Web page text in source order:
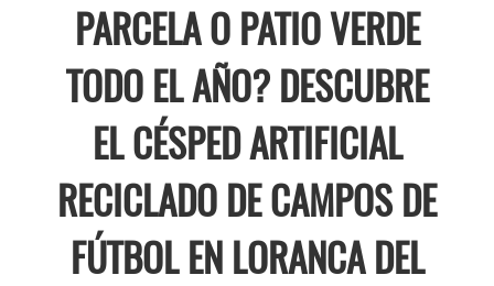
PARCELA O PATIO VERDE
TODO EL AÑO? DESCUBRE
EL CÉSPED ARTIFICIAL
RECICLADO DE CAMPOS DE
FÚTBOL EN LORANCA DEL